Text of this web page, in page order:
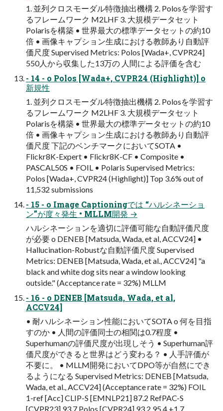
1. 並列クロスモーダル特徴抽出機構 2. Polosを学習す
るフレームワーク M2LHF 3. ⼤規模データセット
Polarisを構築 • 世界最⼤の標準データセットの約10
倍 • 画像キャプション⽣成における教師あり⾃動評
価尺度 Supervised Metrics: Polos [Wada+, CVPR24]
550⼈から収集した13万の ⼈間による評価を含む
- 14 - o Polos [Wada+, CVPR24 (Highlight)] o
新規性
1. 並列クロスモーダル特徴抽出機構 2. Polosを学習す
るフレームワーク M2LHF 3. ⼤規模データセット
Polarisを構築 • 世界最⼤の標準データセットの約10
倍 • 画像キャプション⽣成における教師あり⾃動評
価尺度 下記のベンチマークにおいてSOTA •
Flickr8K-Expert • Flickr8K-CF • Composite •
PASCAL50S • FOIL • Polaris Supervised Metrics:
Polos [Wada+, CVPR24 (Highlight)] Top 3.6% out of
11,532 submissions
- 15 - o Image Captioningでは “ハルシネーショ
ン”が度々発⽣ • MLLM開発 →
ハルシネーションを適切に評価可能な⾃動評価尺度
が必要 o DENEB [Matsuda, Wada, et al, ACCV24] •
Hallucination-Robustな⾃動評価尺度 Supervised
Metrics: DENEB [Matsuda, Wada, et al., ACCV24] "a
black and white dog sits near a window looking
outside." (Acceptance rate = 32%) MLLM
- 16 - o DENEB [Matsuda, Wada, et al,
ACCV24]
• 耐ハルシネーション性能においてSOTA o 何を⽬指
すのか • ⼈間の評価同⼠の相関は0.7程度 •
Superhumanの評価尺度が出現しそう • Superhuman評
価尺度ができると世界はどう変わる？ • ⼈⼿評価が
不要に。 • MLLM開発においてDPO等が⾃然にでき
るようになる Supervised Metrics: DENEB [Matsuda,
Wada, et al., ACCV24] (Acceptance rate = 32%) FOIL
1-ref [Acc] CLIP-S [EMNLP21] 87.2 RefPAC-S
[CVPR23] 93.7 Polos [CVPR24] 93.2 95.4 +1.7